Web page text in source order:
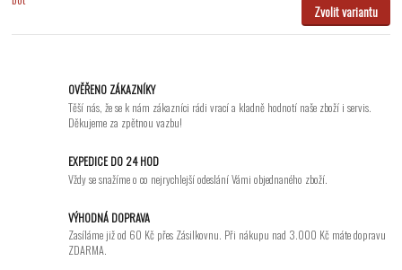
Zvolit variantu
OVĚŘENO ZÁKAZNÍKY
Těší nás, že se k nám zákazníci rádi vrací a kladně hodnotí naše zboží i servis.
Děkujeme za zpětnou vazbu!
EXPEDICE DO 24 HOD
Vždy se snažíme o co nejrychlejší odeslání Vámi objednaného zboží.
VÝHODNÁ DOPRAVA
Zasíláme již od 60 Kč přes Zásilkovnu. Při nákupu nad 3.000 Kč máte dopravu
ZDARMA.